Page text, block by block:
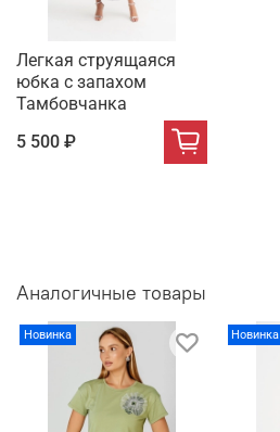
Легкая струящаяся
юбка с запахом
Тамбовчанка
5 500 ₽
Аналогичные товары
Новинка Новинка